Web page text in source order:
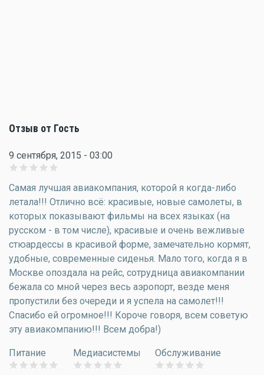
Отзыв от Гость
9 сентября, 2015 - 03:00
Самая лучшая авиакомпания, которой я когда-либо
летала!!! Отлично всё: красивые, новые самолеты, в
которых показывают фильмы на всех языках (на
русском - в том числе), красивые и очень вежливые
стюардессы в красивой форме, замечательно кормят,
удобные, современные сиденья. Мало того, когда я в
Москве опоздала на рейс, сотрудница авиакомпании
бежала со мной через весь аэропорт, везде меня
пропустили без очереди и я успела на самолет!!!
Спасибо ей огромное!!! Короче говоря, всем советую
эту авиакомпанию!!! Всем добра!)
Питание Медиасистемы Обслуживание